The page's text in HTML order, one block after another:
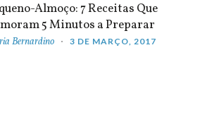
Almoço: 7 Receitas Que
5 Minutos a Preparar
Bernardino 3 DE MARÇO, 2017